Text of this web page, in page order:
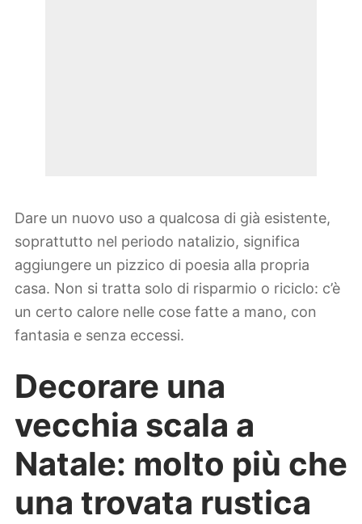
Dare un nuovo uso a qualcosa di già esistente,
soprattutto nel periodo natalizio, significa
aggiungere un pizzico di poesia alla propria
casa. Non si tratta solo di risparmio o riciclo: c’è
un certo calore nelle cose fatte a mano, con
fantasia e senza eccessi.
Decorare una
vecchia scala a
Natale: molto più che
una trovata rustica